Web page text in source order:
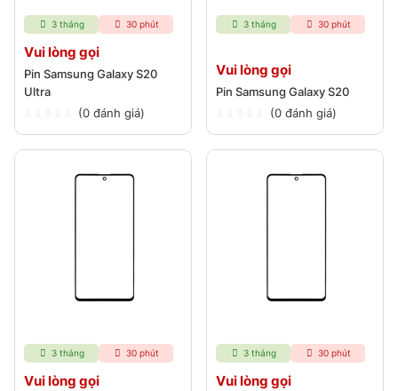
3 tháng 30 phút
Vui lòng gọi
Pin Samsung Galaxy S20
Ultra
(0 đánh giá)
3 tháng 30 phút
Vui lòng gọi
Pin Samsung Galaxy S20
(0 đánh giá)
3 tháng 30 phút
Vui lòng gọi
3 tháng 30 phút
Vui lòng gọi